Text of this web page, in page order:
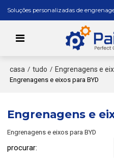
Soluções personalizadas de
casa / tudo / Engrenagens e
Engrenagens e eixos para BYD
Engrenagens e
Engrenagens e eixos para BYD
procurar: